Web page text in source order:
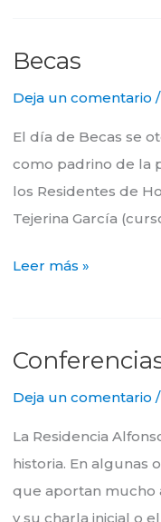
Becas
Deja un comentario /
El día de Becas se
como padrino de la
los Residentes de
Tejerina García
Becas
Leer más »
Deja un comentario /
La Residencia
historia. En algunas
que aportan mucho
y su charla inicial o
Conferencias